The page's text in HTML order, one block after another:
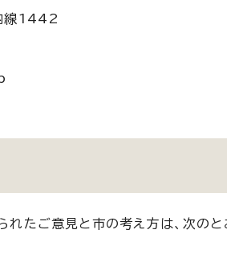
線1442
たご意見と市の考え方は、次のと